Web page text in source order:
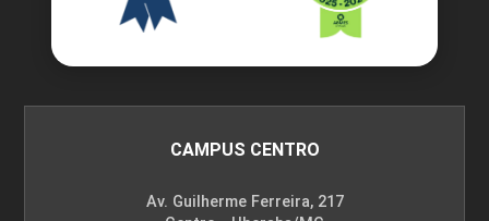
INSTRUMENTAÇÃO INDUSTRIAL
CAMPUS CENTRO
Av. Guilherme Ferreira, 217